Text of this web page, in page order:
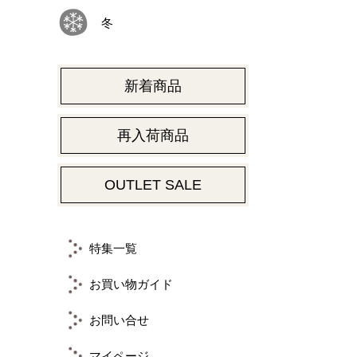
冬
新着商品
再入荷商品
OUTLET SALE
特集一覧
お買い物ガイド
お問い合せ